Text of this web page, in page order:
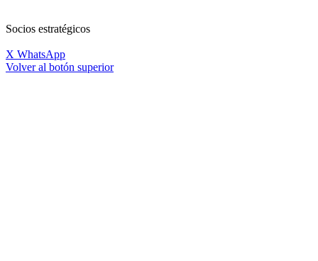
Socios estratégicos
X WhatsApp
Volver al botón superior